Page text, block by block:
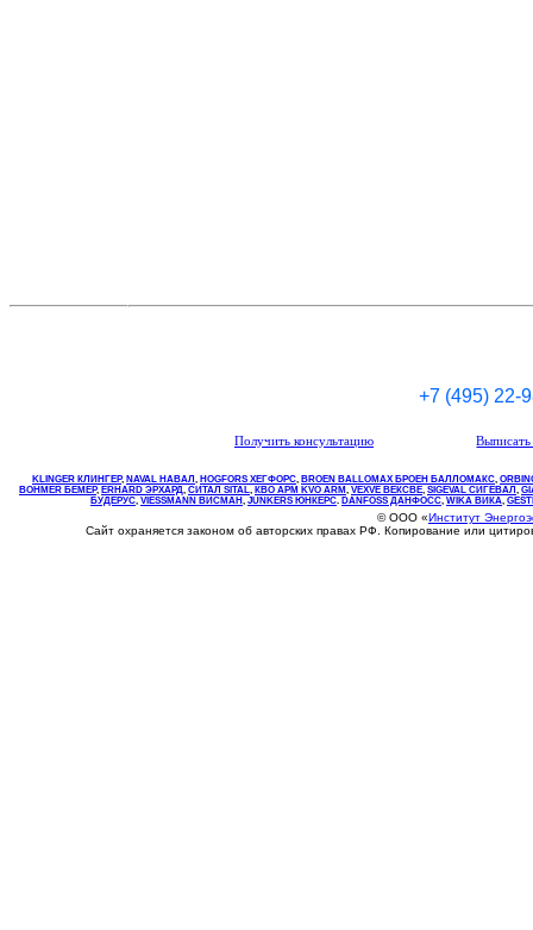
+7 (495) 22-
Получить консультацию
KLINGER КЛИНГЕР, NAVAL НАВАЛ , НOGFORS ХЕГФОРС, BROEN BALLOMAX БРОЕН БАЛЛОМАКС,
BOHMER БЕМЕР, ERHARD ЭРХАРД, СИТАЛ SITAL, КВО АРМ KVO ARM, VEXVE ВЕКСВЕ, SIGEVAL СИГЕВАЛ ,
БУДЕРУС, VIESSMANN ВИСМАН , JUNKERS ЮНКЕРС. DANFOSS ДАНФОСС, WIKA ВИКА,
© ООО «Институт
Сайт охраняется законом об авторских правах РФ. Копирование или